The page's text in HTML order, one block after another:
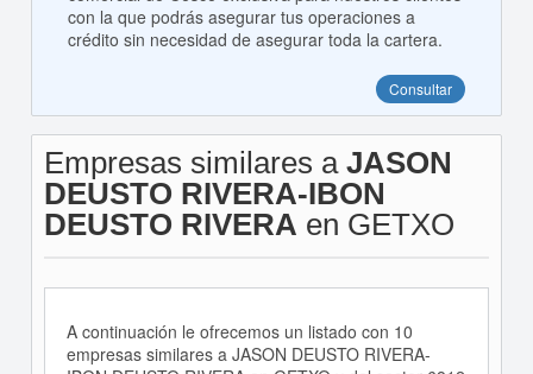
con la que podrás asegurar tus operaciones a
crédito sin necesidad de asegurar toda la cartera.
Consultar
Empresas similares a JASON
DEUSTO RIVERA-IBON
DEUSTO RIVERA en GETXO
A continuación le ofrecemos un listado con 10
empresas similares a JASON DEUSTO RIVERA-